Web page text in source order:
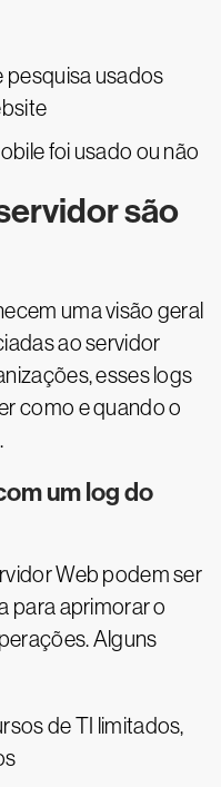
pesquisa usados
foi usado ou não
são
uma visão geral
ao servidor
esses logs
como e quando o
um log do
Web podem ser
para aprimorar o
Alguns
de TI limitados,